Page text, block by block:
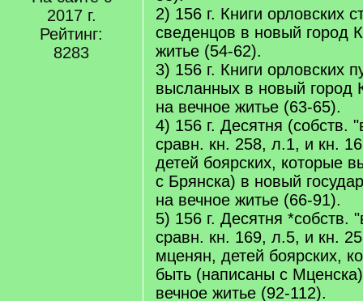
2017 г.
Рейтинг:
8283
2) 156 г. Книги орловских
сведенцов в новый город
житье (54-62).
3) 156 г. Книги орловских
высланных в новый город
на вечное житье (63-65).
4) 156 г. Десятня (собств.
сравн. кн. 258, л.1, и кн.
детей боярских, которые
с Брянска) в новый
на вечное житье (66-91).
5) 156 г. Десятня *собств.
сравн. кн. 169, л.5, и кн.
мценян, детей боярских,
быть (написаны с
вечное житье (92-112).